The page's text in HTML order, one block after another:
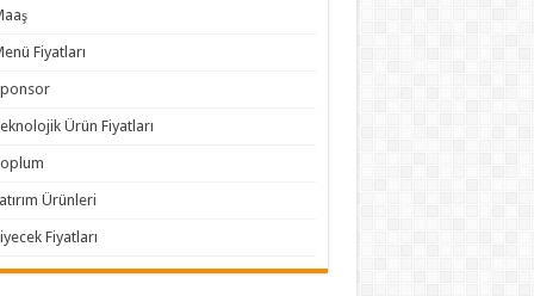
Fiyatları
Ürün Fiyatları
Ürünleri
Fiyatları